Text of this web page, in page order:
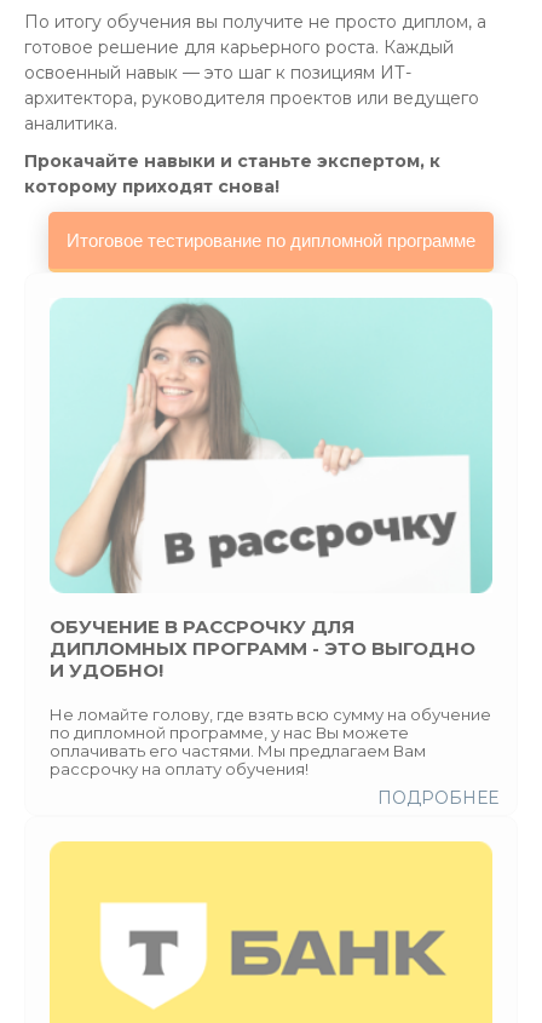
По итогу обучения вы получите не просто диплом, а
готовое решение для карьерного роста. Каждый
освоенный навык — это шаг к позициям ИТ-
архитектора, руководителя проектов или ведущего
аналитика.
Прокачайте навыки и станьте экспертом, к
которому приходят снова!
ОБУЧЕНИЕ В РАССРОЧКУ ДЛЯ
ДИПЛОМНЫХ ПРОГРАММ - ЭТО ВЫГОДНО
И УДОБНО!
Не ломайте голову, где взять всю сумму на обучение
по дипломной программе, у нас Вы можете
оплачивать его частями. Мы предлагаем Вам
рассрочку на оплату обучения!
ПОДРОБНЕЕ